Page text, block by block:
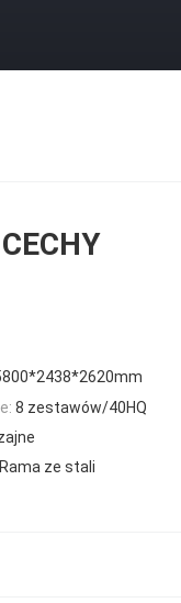
CECHY
8 zestawów/40HQ
Rama ze stali